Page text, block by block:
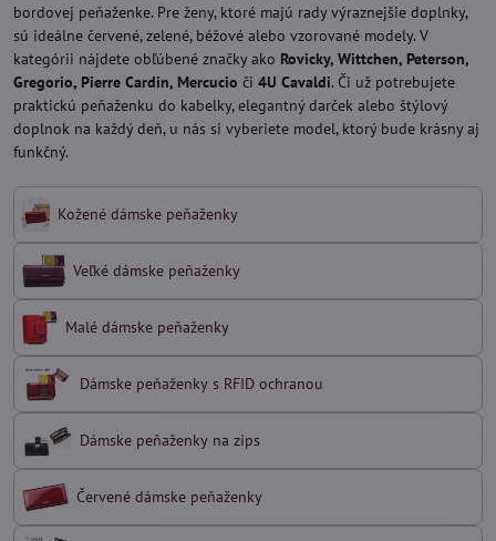
bordovej peňaženke. Pre ženy, ktoré majú rady výraznejšie doplnky,
sú ideálne červené, zelené, béžové alebo vzorované modely. V
kategórii nájdete obľúbené značky ako Rovicky, Wittchen, Peterson,
Gregorio, Pierre Cardin, Mercucio či 4U Cavaldi. Či už potrebujete
praktickú peňaženku do kabelky, elegantný darček alebo štýlový
doplnok na každý deň, u nás si vyberiete model, ktorý bude krásny aj
funkčný.
Kožené dámske peňaženky
Veľké dámske peňaženky
Malé dámske peňaženky
Dámske peňaženky s RFID ochranou
Dámske peňaženky na zips
Červené dámske peňaženky